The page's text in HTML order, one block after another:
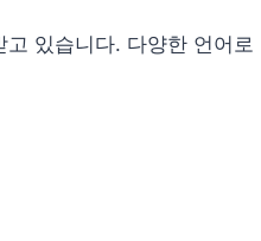
있습니다. 다양한 언어